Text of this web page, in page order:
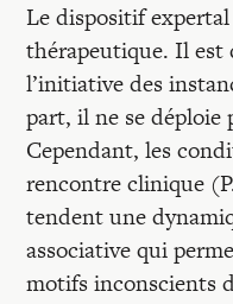
Le dispositif
thérapeutique. Il est
l’initiative des
part, il ne se déploie
Cependant, les
rencontre clinique
tendent une
associative qui
motifs inconscients